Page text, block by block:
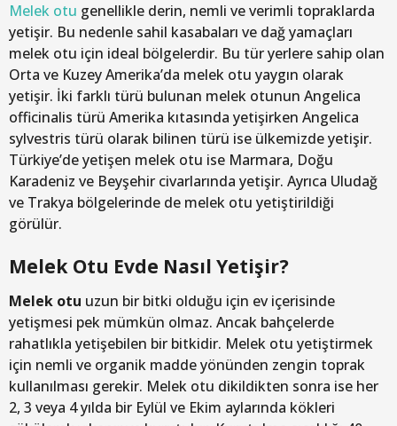
Melek otu genellikle derin, nemli ve verimli topraklarda
yetişir. Bu nedenle sahil kasabaları ve dağ yamaçları
melek otu için ideal bölgelerdir. Bu tür yerlere sahip olan
Orta ve Kuzey Amerika’da melek otu yaygın olarak
yetişir. İki farklı türü bulunan melek otunun Angelica
officinalis türü Amerika kıtasında yetişirken Angelica
sylvestris türü olarak bilinen türü ise ülkemizde yetişir.
Türkiye’de yetişen melek otu ise Marmara, Doğu
Karadeniz ve Beyşehir civarlarında yetişir. Ayrıca Uludağ
ve Trakya bölgelerinde de melek otu yetiştirildiği
görülür.
Melek Otu Evde Nasıl Yetişir?
Melek otu uzun bir bitki olduğu için ev içerisinde
yetişmesi pek mümkün olmaz. Ancak bahçelerde
rahatlıkla yetişebilen bir bitkidir. Melek otu yetiştirmek
için nemli ve organik madde yönünden zengin toprak
kullanılması gerekir. Melek otu dikildikten sonra ise her
2, 3 veya 4 yılda bir Eylül ve Ekim aylarında kökleri